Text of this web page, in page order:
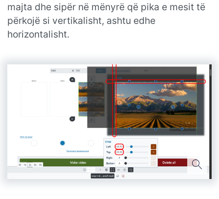
majta dhe sipër në mënyrë që pika e mesit të
përkojë si vertikalisht, ashtu edhe
horizontalisht.